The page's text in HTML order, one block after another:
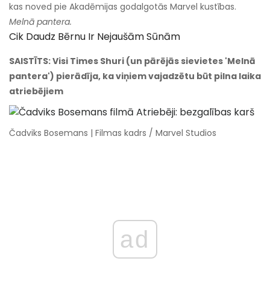
kas noved pie Akadēmijas godalgotās Marvel kustības.
Melnā pantera.
Cik Daudz Bērnu Ir Nejaušām Sūnām
SAISTĪTS: Visi Times Shuri (un pārējās sievietes 'Melnā
pantera') pierādīja, ka viņiem vajadzētu būt pilna laika
atriebējiem
Čadviks Bosemans | Filmas kadrs / Marvel Studios
ad